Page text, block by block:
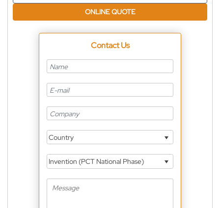
ONLINE QUOTE
Contact Us
Country
Invention (PCT National Phase)